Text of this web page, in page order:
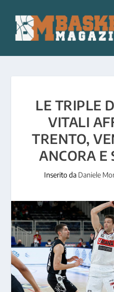
LE TRIPLE
VITALI
TRENTO,
ANCORA E
Inserito da Daniele